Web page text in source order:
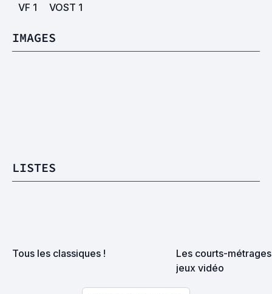
VF 1 VOST 1
IMAGES
LISTES
Tous les classiques !
Les courts-
jeux vidéo